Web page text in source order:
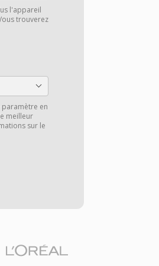
l'appareil
trouverez
paramètre en
meilleur
sur le